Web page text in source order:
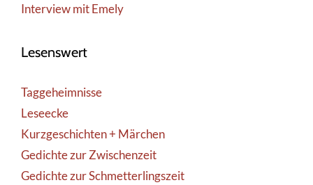
Interview mit Emely
Lesenswert
Taggeheimnisse
Leseecke
Kurzgeschichten + Märchen
Gedichte zur Zwischenzeit
Gedichte zur Schmetterlingszeit